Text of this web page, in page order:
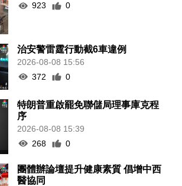
923
0
治安警雷霆行動截6車違例
2026-08-08 15:56
372
0
特朗普重啟罷免聯儲局理事庫克程
序
2026-08-08 15:39
268
0
團體辦論壇提升健康素質 倡增中西
醫協同